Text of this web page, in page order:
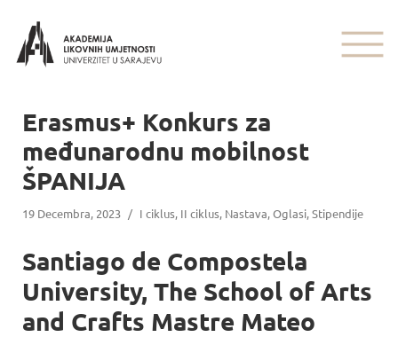
Erasmus+ Konkurs za
međunarodnu mobilnost
ŠPANIJA
19 Decembra, 2023 / I ciklus, II ciklus, Nastava,Oglasi,Stipendije
Santiago de Compostela
University, The School of Arts
and Crafts Mastre Mateo